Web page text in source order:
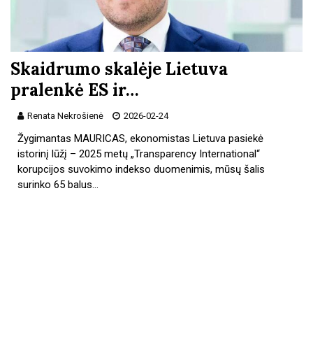
Skaidrumo skalėje Lietuva
pralenkė ES ir…
Renata Nekrošienė 2026-02-24
Žygimantas MAURICAS, ekonomistas Lietuva pasiekė
istorinį lūžį – 2025 metų „Transparency International“
korupcijos suvokimo indekso duomenimis, mūsų šalis
surinko 65 balus…